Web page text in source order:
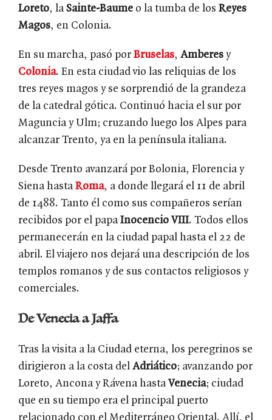
Loreto, la Sainte-Baume o la tumba de los Reyes
Magos, en Colonia.
En su marcha, pasó por Bruselas, Amberes y
Colonia. En esta ciudad vio las reliquias de los
tres reyes magos y se sorprendió de la grandeza
de la catedral gótica. Continuó hacia el sur por
Maguncia y Ulm; cruzando luego los Alpes para
alcanzar Trento, ya en la península italiana.
Desde Trento avanzará por Bolonia, Florencia y
Siena hasta Roma, a donde llegará el 11 de abril
de 1488. Tanto él como sus compañeros serían
recibidos por el papa Inocencio VIII. Todos ellos
permanecerán en la ciudad papal hasta el 22 de
abril. El viajero nos dejará una descripción de los
templos romanos y de sus contactos religiosos y
comerciales.
De Venecia a Jaffa
Tras la visita a la Ciudad eterna, los peregrinos se
dirigieron a la costa del Adriático; avanzando por
Loreto, Ancona y Rávena hasta Venecia; ciudad
que en su tiempo era el principal puerto